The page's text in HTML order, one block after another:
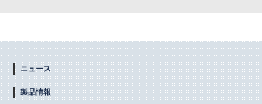
ニュース
製品情報